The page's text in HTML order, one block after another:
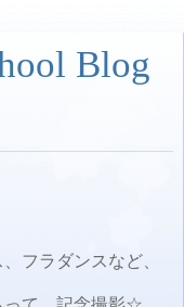
Blog
フラダンスなど、